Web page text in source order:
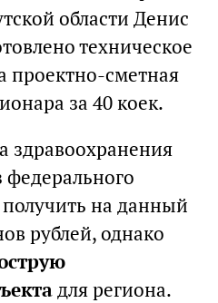
области Денис
техническое
проектно-сметная
за 40 коек.
здравоохранения
на данный
рублей, однако
для региона.